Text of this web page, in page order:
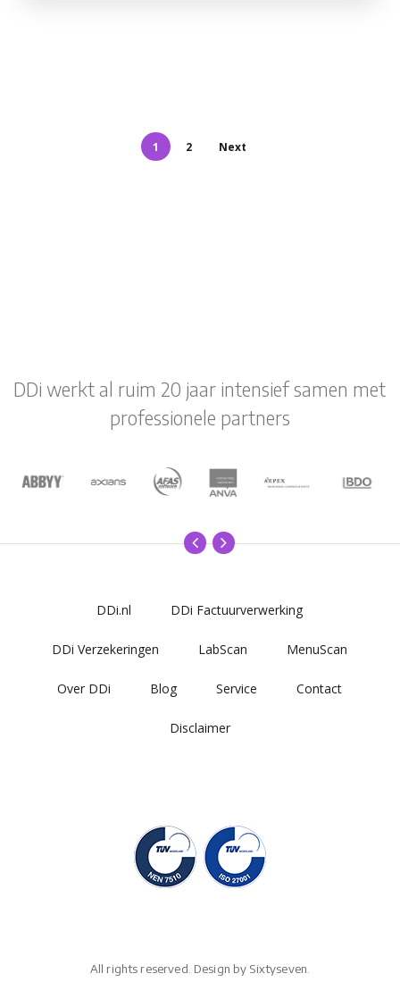
1 2 Next
DDi werkt al ruim 20 jaar intensief samen met
professionele partners
DDi.nl DDi Factuurverwerking
DDi Verzekeringen LabScan MenuScan
Over DDi Blog Service Contact
Disclaimer
All rights reserved. Design by Sixtyseven.